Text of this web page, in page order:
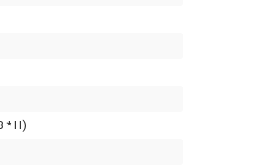
* H)